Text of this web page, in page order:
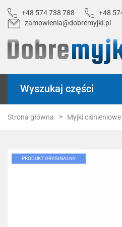
+48 574 738 788 +48
zamowienia@dobremyjki.pl
Wyszukaj części
Strona główna Myjki ciśnieniowe
PRODUKT ORYGINALNY